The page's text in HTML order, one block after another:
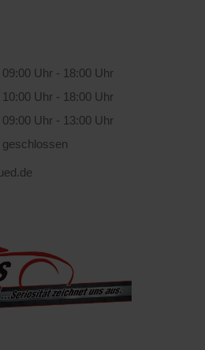
09:00 Uhr - 18:00 Uhr
10:00 Uhr - 18:00 Uhr
09:00 Uhr - 13:00 Uhr
geschlossen